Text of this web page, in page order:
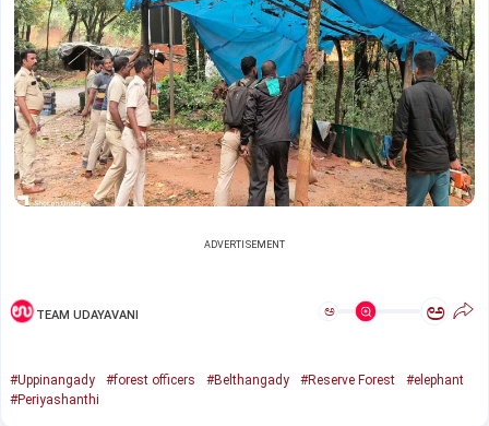
ADVERTISEMENT
TEAM UDAYAVANI ಅ ಅ
#Uppinangady #forest officers #Belthangady #Reserve Forest
#elephant
#Periyashanthi